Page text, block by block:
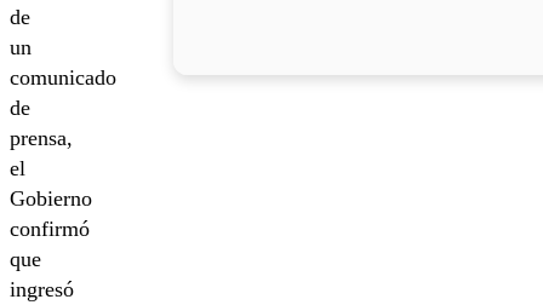
de
un
comunicado
de
prensa,
el
Gobierno
confirmó
que
ingresó